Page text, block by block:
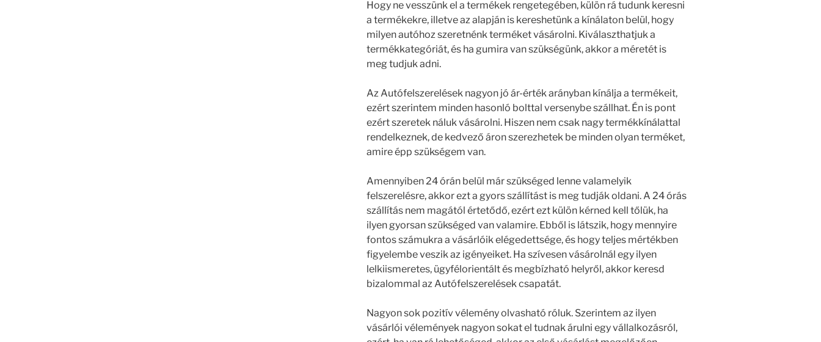
Hogy ne vesszünk el a termékek rengetegében, külön rá tudunk keresni
a termékekre, illetve az alapján is kereshetünk a kínálaton belül, hogy
milyen autóhoz szeretnénk terméket vásárolni. Kiválaszthatjuk a
termékkategóriát, és ha gumira van szükségünk, akkor a méretét is
meg tudjuk adni.
Az Autófelszerelések nagyon jó ár-érték arányban kínálja a termékeit,
ezért szerintem minden hasonló bolttal versenybe szállhat. Én is pont
ezért szeretek náluk vásárolni. Hiszen nem csak nagy termékkínálattal
rendelkeznek, de kedvező áron szerezhetek be minden olyan terméket,
amire épp szükségem van.
Amennyiben 24 órán belül már szükséged lenne valamelyik
felszerelésre, akkor ezt a gyors szállítást is meg tudják oldani. A 24 órás
szállítás nem magától értetődő, ezért ezt külön kérned kell tőlük, ha
ilyen gyorsan szükséged van valamire. Ebből is látszik, hogy mennyire
fontos számukra a vásárlóik elégedettsége, és hogy teljes mértékben
figyelembe veszik az igényeiket. Ha szívesen vásárolnál egy ilyen
lelkiismeretes, ügyfélorientált és megbízható helyről, akkor keresd
bizalommal az Autófelszerelések csapatát.
Nagyon sok pozitív vélemény olvasható róluk. Szerintem az ilyen
vásárlói vélemények nagyon sokat el tudnak árulni egy vállalkozásról,